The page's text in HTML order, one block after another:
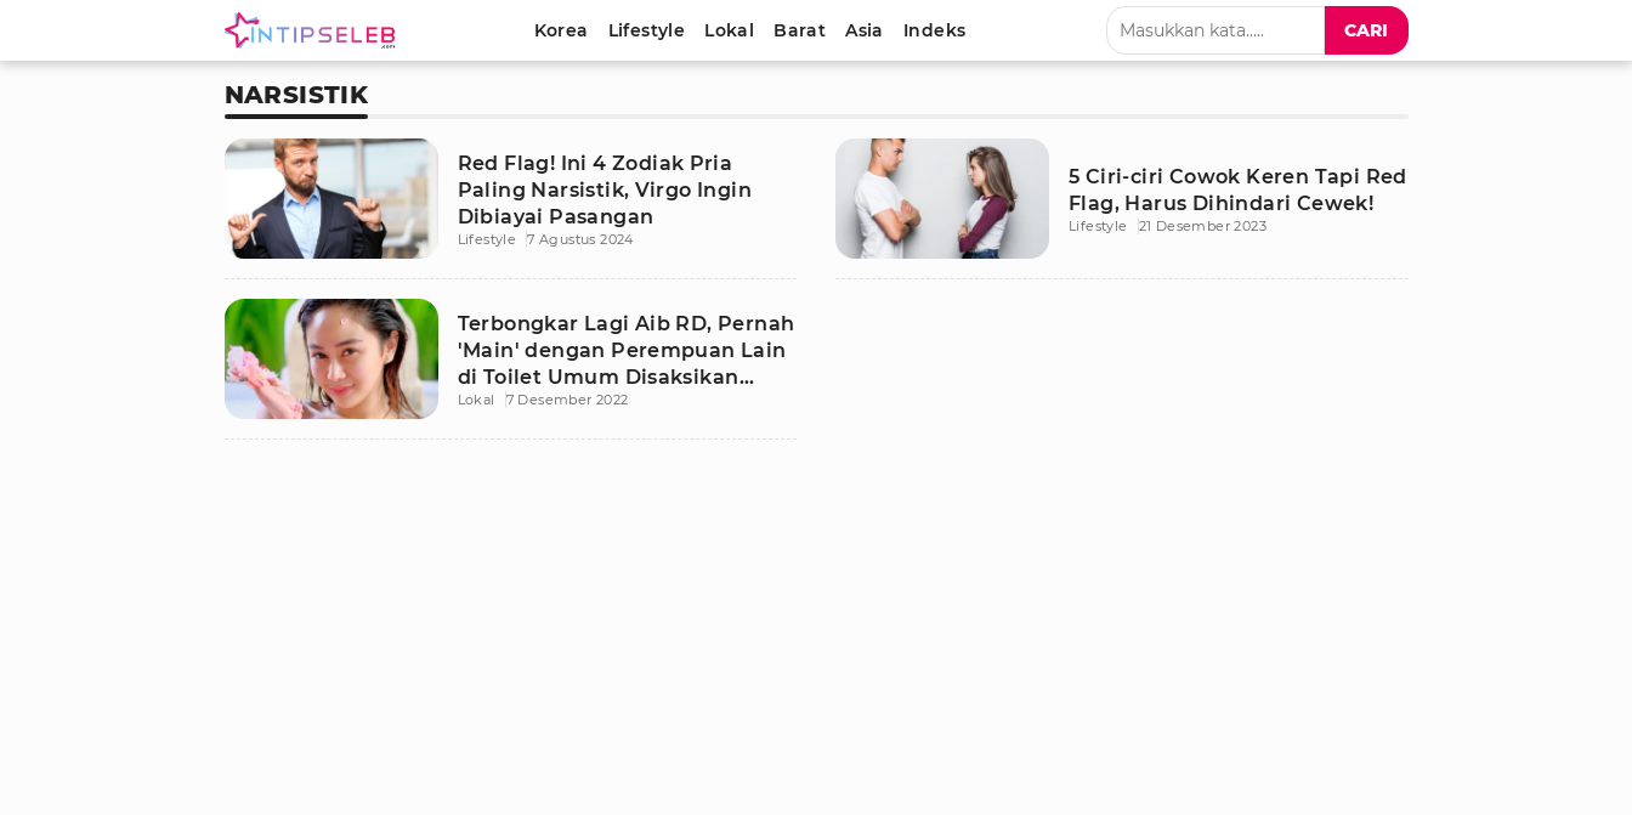
Korea Lifestyle Lokal Barat Asia Indeks CARI
NARSISTIK
Red Flag! Ini 4 Zodiak Pria
Paling Narsistik, Virgo Ingin
Dibiayai Pasangan
Lifestyle 7 Agustus 2024
5 Ciri-ciri Cowok Keren Tapi Red
Flag, Harus Dihindari Cewek!
Lifestyle 21 Desember 2023
Terbongkar Lagi Aib RD, Pernah
'Main' dengan Perempuan Lain
di Toilet Umum Disaksikan
Denise
Lokal 7 Desember 2022